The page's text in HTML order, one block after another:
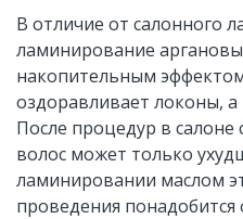
В отличие от салонного
ламинирование
накопительным
оздоравливает локоны,
После процедур в салоне
волос может только
ламинировании маслом
проведения понадобится